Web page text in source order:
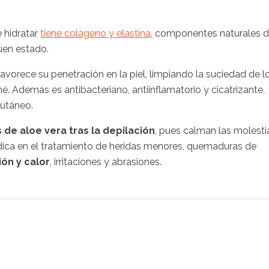
hidratar tiene colágeno y elastina , componentes naturales
estado.
su penetración en la piel, limpiando la suciedad de
Además es antibacteriano, antiinflamatorio y cicatrizante,
aloe vera tras la depilación , pues calman las
en el tratamiento de heridas menores, quemaduras de
y calor , irritaciones y abrasiones.